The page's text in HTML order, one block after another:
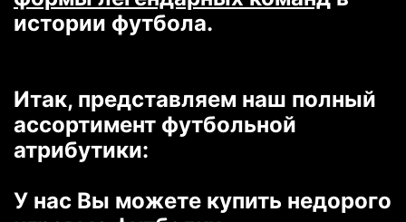
истории футбола.
Итак, представляем наш полный
ассортимент футбольной
атрибутики:
У нас Вы можете купить недорого